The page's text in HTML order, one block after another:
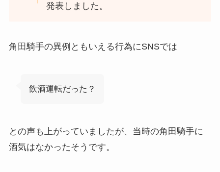
発表しました。
角田騎手の異例ともいえる行為にSNSでは
飲酒運転だった？
との声も上がっていましたが、当時の角田騎手に
酒気はなかったそうです。